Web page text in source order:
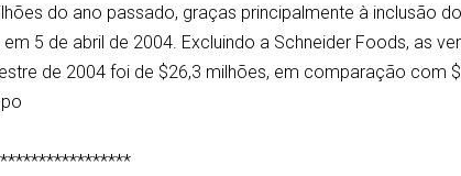
do ano passado, graças principalmente à inclusão
5 de abril de 2004. Excluindo a Schneider Foods, as
de 2004 foi de $26,3 milhões, em comparação com